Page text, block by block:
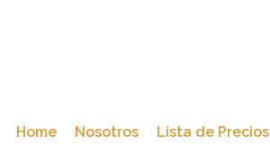
Home Nosotros Lista de Precios